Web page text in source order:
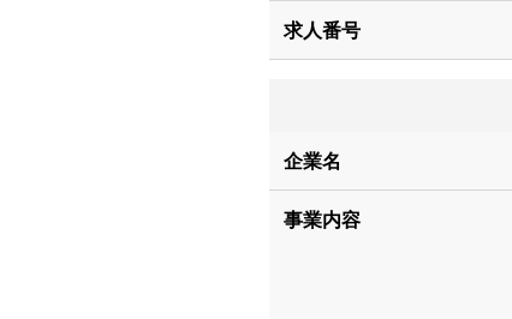
求人番号
企業名
事業内容